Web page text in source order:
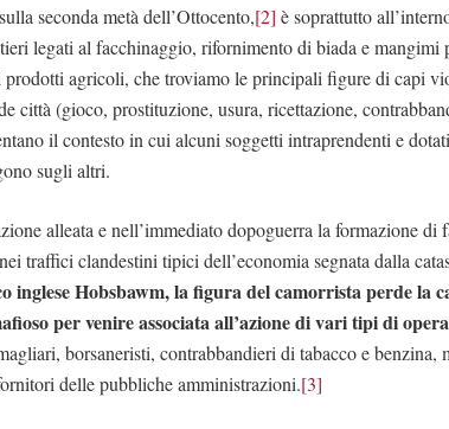
seconda metà dell’Ottocento,[2] è soprattutto
legati al facchinaggio, rifornimento di biada e mangimi
prodotti agricoli, che troviamo le principali figure di capi
città (gioco, prostituzione, usura, ricettazione,
il contesto in cui alcuni soggetti intraprendenti e
sugli altri.
alleata e nell’immediato dopoguerra la formazione
traffici clandestini tipici dell’economia segnata dalla
inglese Hobsbawm, la figura del camorrista perde la
per venire associata all’azione di vari tipi di
borsaneristi, contrabbandieri di tabacco e benzina,
delle pubbliche amministrazioni.[3]